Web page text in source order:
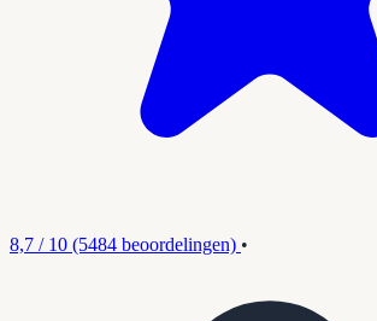
8,7 / 10 (5484 beoordelingen) •